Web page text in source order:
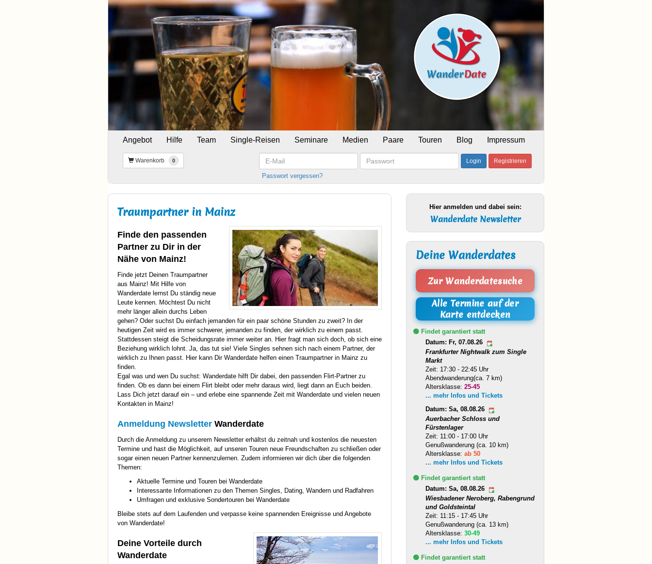
Angebot Hilfe Team Single-Reisen Seminare Medien Paare Touren Blog Impressum
Warenkorb 0
E-
Mail
Passwort
Login Registrieren
Passwort vergessen?
Traumpartner in Mainz
Finde den passenden
Partner zu Dir in der
Nähe von Mainz!
Finde jetzt Deinen Traumpartner
aus Mainz! Mit Hilfe von
Wanderdate lernst Du ständig neue
Leute kennen. Möchtest Du nicht
mehr länger allein durchs Leben
gehen? Oder suchst Du einfach jemanden für ein paar schöne Stunden zu zweit? In der
heutigen Zeit wird es immer schwerer, jemanden zu finden, der wirklich zu einem passt.
Stattdessen steigt die Scheidungsrate immer weiter an. Hier fragt man sich doch, ob sich eine
Beziehung wirklich lohnt. Ja, das tut sie! Viele Singles sehnen sich nach einem Partner, der
wirklich zu Ihnen passt. Hier kann Dir Wanderdate helfen einen Traumpartner in Mainz zu
finden.
Egal was und wen Du suchst: Wanderdate hilft Dir dabei, den passenden Flirt-Partner zu
finden. Ob es dann bei einem Flirt bleibt oder mehr daraus wird, liegt dann an Euch beiden.
Lass Dich jetzt darauf ein – und erlebe eine spannende Zeit mit Wanderdate und vielen neuen
Kontakten in Mainz!
Anmeldung Newsletter Wanderdate
Durch die Anmeldung zu unserem Newsletter erhältst du zeitnah und kostenlos die neuesten
Termine und hast die Möglichkeit, auf unseren Touren neue Freundschaften zu schließen oder
sogar einen neuen Partner kennenzulernen. Zudem informieren wir dich über die folgenden
Themen:
Aktuelle Termine und Touren bei Wanderdate
Interessante Informationen zu den Themen Singles, Dating, Wandern und Radfahren
Umfragen und exklusive Sondertouren bei Wanderdate
Bleibe stets auf dem Laufenden und verpasse keine spannenden Ereignisse und Angebote
von Wanderdate!
Deine Vorteile durch
Wanderdate
Hier anmelden und dabei sein:
Wanderdate Newsletter
Deine Wanderdates
Zur Wanderdatesuche
Alle Termine auf der
Karte entdecken
🟢 Findet garantiert statt
Datum: Fr, 07.08.26
Frankfurter Nightwalk zum Single
Markt
Zeit: 17:30 - 22:45 Uhr
Abendwanderung(ca. 7 km)
Altersklasse:25-45
... mehr Infos und Tickets
Datum: Sa, 08.08.26
Auerbacher Schloss und
Fürstenlager
Zeit: 11:00 - 17:00 Uhr
Genußwanderung (ca. 10 km)
Altersklasse:ab 50
... mehr Infos und Tickets
🟢 Findet garantiert statt
Datum: Sa, 08.08.26
Wiesbadener Neroberg, Rabengrund
und Goldsteintal
Zeit: 11:15 - 17:45 Uhr
Genußwanderung (ca. 13 km)
Altersklasse:30-49
... mehr Infos und Tickets
🟢 Findet garantiert statt